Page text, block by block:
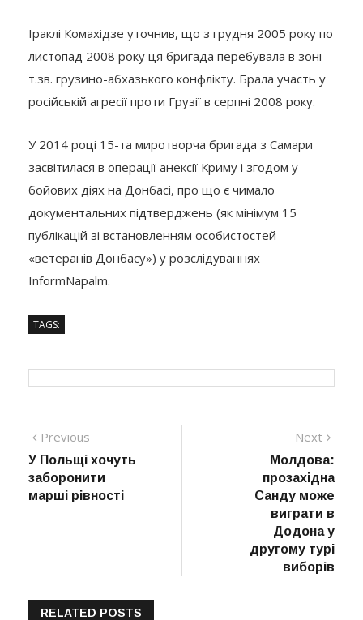
Іраклі Комахідзе уточнив, що з грудня 2005 року по
листопад 2008 року ця бригада перебувала в зоні
т.зв. грузино-абхазького конфлікту. Брала участь у
російській агресії проти Грузії в серпні 2008 року.
У 2014 році 15-та миротворча бригада з Самари
засвітилася в операції анексії Криму і згодом у
бойових діях на Донбасі, про що є чимало
документальних підтверджень (як мінімум 15
публікацій зі встановленням особистостей
«ветеранів Донбасу») у розслідуваннях
InformNapalm.
TAGS:
Навігація
записів
Previous
post:
У Польщі хочуть
заборонити
марші рівності
Next
Молдова:
прозахідна
Санду може
виграти в
Додона у
другому турі
виборів
RELATED POSTS